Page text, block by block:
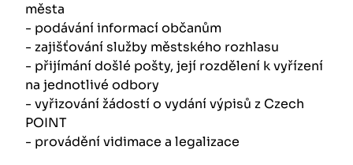
města
- podávání informací občanům
- zajišťování služby městského rozhlasu
- přijímání došlé pošty, její rozdělení k vyřízení
na jednotlivé odbory
- vyřizování žádostí o vydání výpisů z Czech
POINT
- provádění vidimace a legalizace